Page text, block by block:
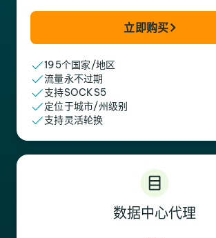
立即购买
195个国家/地区
流量永不过期
支持SOCKS5
定位于城市/州级别
支持灵活轮换
数据中心代理